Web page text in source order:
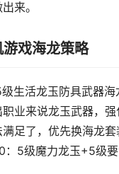
来。
戏海龙策略
生活龙玉防具武器海
业来说龙玉武器，强
足了，优先换海龙
：5级魔力龙玉+5级